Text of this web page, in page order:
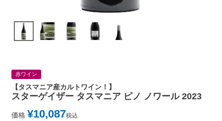
赤ワイン
【タスマニア産カルトワイン！】
スターゲイザー タスマニア ピノ ノワール 2023
価格 ¥10,087税込